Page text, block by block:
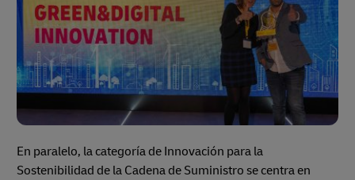
En paralelo, la categoría de Innovación para la
Sostenibilidad de la Cadena de Suministro se centra en